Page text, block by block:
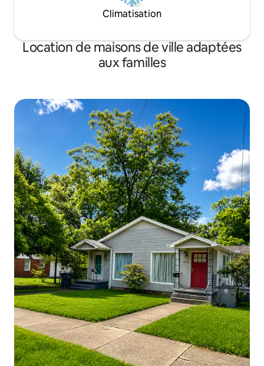
Climatisation
Location de maisons de ville adaptées
aux familles